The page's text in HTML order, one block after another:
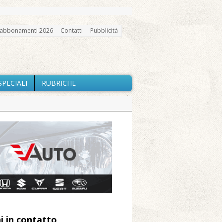
2026 Contatti Pubblicità
RUBRICHE
«Misura precauzionale e
della Pro Loco
estrema e gli incendi